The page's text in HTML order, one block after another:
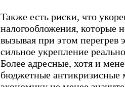
Также есть риски, что
налогообложения, которые
вызывая при этом перегрев
сильное укрепление
Более адресные, хотя и
бюджетные антикризисные